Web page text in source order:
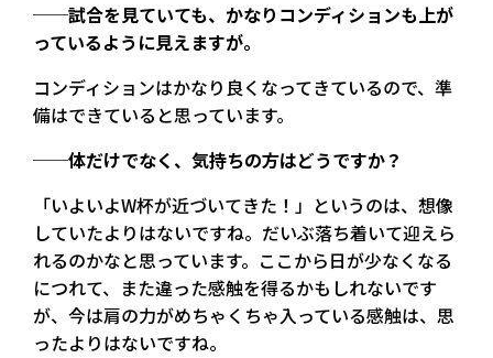
──試合を見ていても、かなりコンディションも上が
っているように見えますが。
コンディションはかなり良くなってきているので、準
備はできていると思っています。
──体だけでなく、気持ちの方はどうですか？
「いよいよW杯が近づいてきた！」というのは、想像
していたよりはないですね。だいぶ落ち着いて迎えら
れるのかなと思っています。ここから日が少なくなる
につれて、また違った感触を得るかもしれないです
が、今は肩の力がめちゃくちゃ入っている感触は、思
ったよりはないですね。